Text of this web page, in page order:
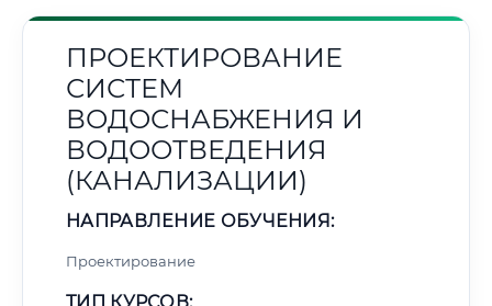
ПРОЕКТИРОВАНИЕ
СИСТЕМ
ВОДОСНАБЖЕНИЯ И
ВОДООТВЕДЕНИЯ
(КАНАЛИЗАЦИИ)
НАПРАВЛЕНИЕ ОБУЧЕНИЯ:
Проектирование